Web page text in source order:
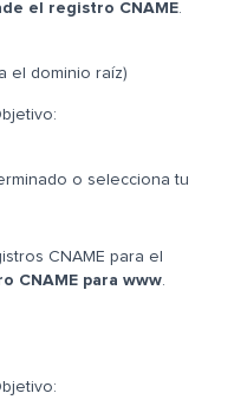
el registro CNAME.
el dominio raíz)
o selecciona tu
CNAME para el
CNAME para www.